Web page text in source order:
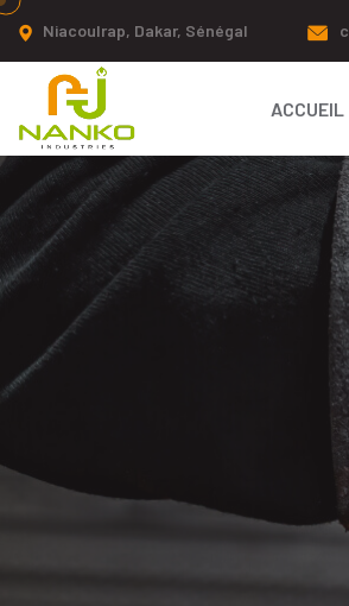
Niacoulrap, Dakar, Sénégal
ACCUEIL